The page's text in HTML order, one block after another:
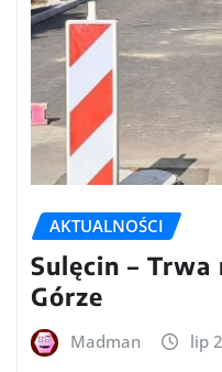
AKTUALNOŚCI
Sulęcin –
Górze
Madman lip